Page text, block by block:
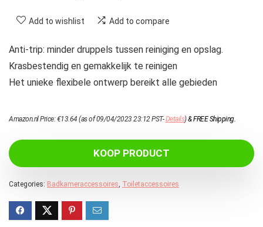
Add to wishlist Add to compare
Anti-trip: minder druppels tussen reiniging en opslag.
Krasbestendig en gemakkelijk te reinigen
Het unieke flexibele ontwerp bereikt alle gebieden
Amazon.nl Price:€13.64 (as of 09/04/2023 23:12 PST-Details)&FREE Shipping.
KOOP PRODUCT
Categories: Badkameraccessoires Toiletaccessoires